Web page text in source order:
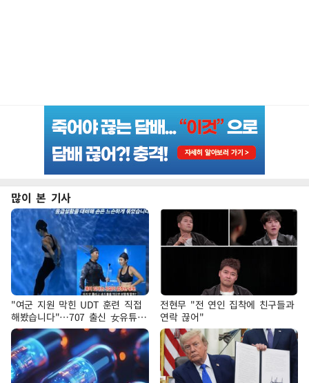
많이 본 기사
"여군 지원 막힌 UDT 훈련 직접
해봤습니다"…707 출신 女유튜버
'완벽 소화'
전현무 "전 연인 집착에 친구들과
연락 끊어"